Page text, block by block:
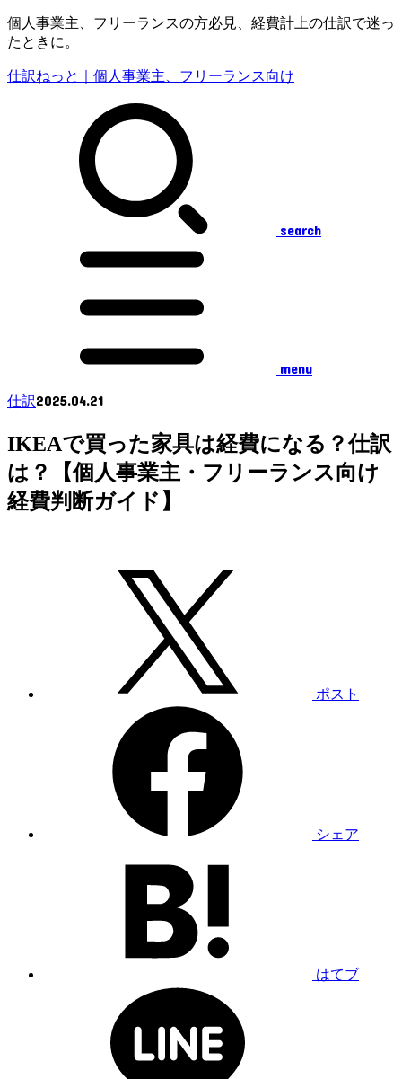
個人事業主、フリーランスの方必見、経費計上の仕訳で迷っ
たときに。
仕訳ねっと｜個人事業主、フリーランス向け
search
menu
仕訳2025.04.21
IKEAで買った家具は経費になる？仕訳
は？【個人事業主・フリーランス向け
経費判断ガイド】
ポスト
シェア
はてブ